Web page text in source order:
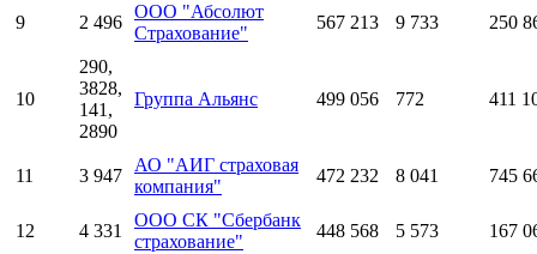
9 2 496
ООО "Абсолют
Страхование"
567 213 9 733 250
10
290,
3828,
141,
2890
Группа Альянс 499 056 772 411
11 3 947
АО "АИГ страховая
компания"
472 232 8 041 745
12 4 331
ООО СК "Сбербанк
страхование"
448 568 5 573 167